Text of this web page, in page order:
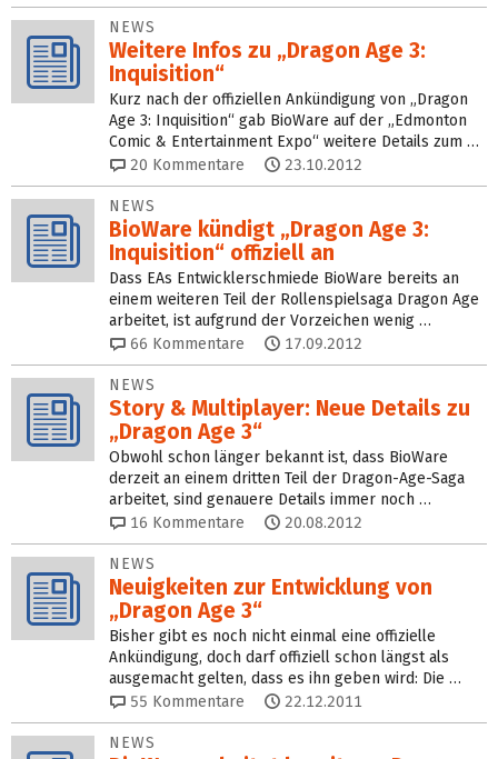
NEWS
Weitere Infos zu „Dragon Age 3:
Inquisition“
Kurz nach der offiziellen Ankündigung von „Dragon
Age 3: Inquisition“ gab BioWare auf der „Edmonton
Comic & Entertainment Expo“ weitere Details zum …
20 Kommentare 23.10.2012
NEWS
BioWare kündigt „Dragon Age 3:
Inquisition“ offiziell an
Dass EAs Entwicklerschmiede BioWare bereits an
einem weiteren Teil der Rollenspielsaga Dragon Age
arbeitet, ist aufgrund der Vorzeichen wenig …
66 Kommentare 17.09.2012
NEWS
Story & Multiplayer: Neue Details zu
„Dragon Age 3“
Obwohl schon länger bekannt ist, dass BioWare
derzeit an einem dritten Teil der Dragon-Age-Saga
arbeitet, sind genauere Details immer noch …
16 Kommentare 20.08.2012
NEWS
Neuigkeiten zur Entwicklung von
„Dragon Age 3“
Bisher gibt es noch nicht einmal eine offizielle
Ankündigung, doch darf offiziell schon längst als
ausgemacht gelten, dass es ihn geben wird: Die …
55 Kommentare 22.12.2011
NEWS